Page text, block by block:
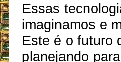
Essas
imaginamos e
Este é o futuro
planejando